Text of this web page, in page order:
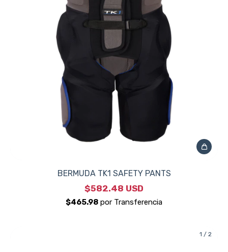
BERMUDA TK1 SAFETY PANTS
$582.48 USD
1 / 2